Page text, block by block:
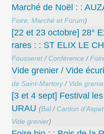
Marché de Noël : :
Foire, Marché et Forum)
[22 et 23 octobre] 28°
rares : : ST ELIX LE
Fousseret/ Conférence /
Vide grenier / Vide
de Saint-Martory/ Vide
[3 et 4 sept] Festival
URAU (Bal/ Canton d’Aspet
Vide grenier)